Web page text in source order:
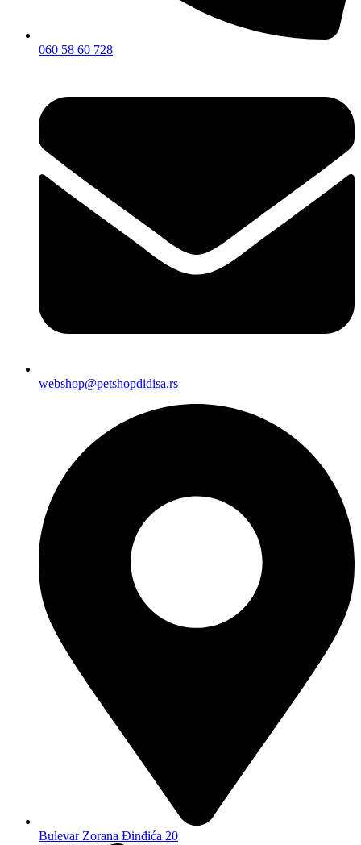
060 58 60 728
webshop@petshopdidisa.rs
Bulevar Zorana Đinđića 20